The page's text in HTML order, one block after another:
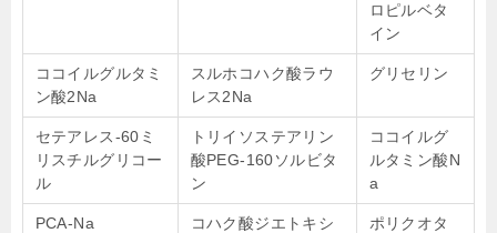
ロピルベタ
イン
ココイルグルタミ
ン酸2Na
スルホコハク酸ラウ
レス2Na
グリセリン
セテアレス-60ミ
リスチルグリコー
ル
トリイソステアリン
酸PEG-160ソルビタ
ン
ココイルグ
ルタミン酸N
a
PCA-Na
コハク酸ジエトキシ
ポリクオタ